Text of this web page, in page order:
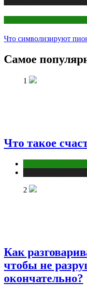
Что символизируют
Самое
1
Что такое
2
Как
чтобы не
окончательно?